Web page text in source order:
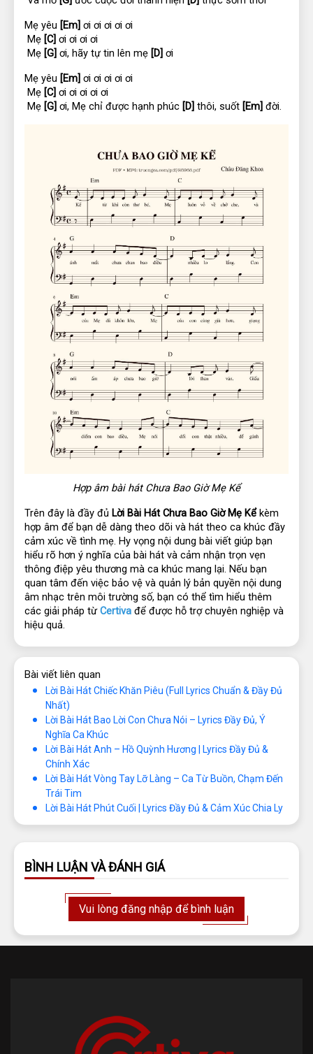
Mẹ yêu [Em] ơi ơi ơi ơi ơi
Mẹ [C] ơi ơi ơi ơi
Mẹ [G] ơi, hãy tự tin lên mẹ [D] ơi
Mẹ yêu [Em] ơi ơi ơi ơi ơi
Mẹ [C] ơi ơi ơi ơi ơi
Mẹ [G] ơi, Mẹ chỉ được hạnh phúc [D] thôi, suốt [Em] đời.
Hợp âm bài hát Chưa Bao Giờ Mẹ Kể
Trên đây là đầy đủ Lời Bài Hát Chưa Bao Giờ Mẹ Kể kèm
hợp âm để bạn dễ dàng theo dõi và hát theo ca khúc đầy
cảm xúc về tình mẹ. Hy vọng nội dung bài viết giúp bạn
hiểu rõ hơn ý nghĩa của bài hát và cảm nhận trọn vẹn
thông điệp yêu thương mà ca khúc mang lại. Nếu bạn
quan tâm đến việc bảo vệ và quản lý bản quyền nội dung
âm nhạc trên môi trường số, bạn có thể tìm hiểu thêm
các giải pháp từ Certiva để được hỗ trợ chuyên nghiệp và
hiệu quả.
Bài viết liên quan
Lời Bài Hát Chiếc Khăn Piêu (Full Lyrics Chuẩn & Đầy Đủ
Nhất)
Lời Bài Hát Bao Lời Con Chưa Nói – Lyrics Đầy Đủ, Ý
Nghĩa Ca Khúc
Lời Bài Hát Anh – Hồ Quỳnh Hương | Lyrics Đầy Đủ &
Chính Xác
Lời Bài Hát Vòng Tay Lỡ Làng – Ca Từ Buồn, Chạm Đến
Trái Tim
Lời Bài Hát Phút Cuối | Lyrics Đầy Đủ & Cảm Xúc Chia Ly
BÌNH LUẬN VÀ ĐÁNH GIÁ
Vui lòng đăng nhập để bình luận